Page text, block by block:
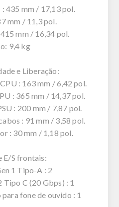
435 mm / 17,13 pol.
mm / 11,3 pol.
mm / 16,34 pol.
9,4 kg
e Liberação:
: 163 mm / 6,42 pol.
: 365 mm / 14,37 pol.
: 200 mm / 7,87 pol.
: 91 mm / 3,58 pol.
: 30 mm / 1,18 pol.
E/S frontais:
1 Tipo-A : 2
Tipo C (20 Gbps) : 1
fone de ouvido : 1